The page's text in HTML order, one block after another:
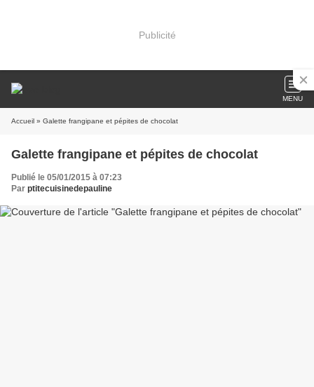
Publicité
MENU
Accueil » Galette frangipane et pépites de chocolat
Galette frangipane et pépites de chocolat
Publié le 05/01/2015 à 07:23
Par ptitecuisinedepauline